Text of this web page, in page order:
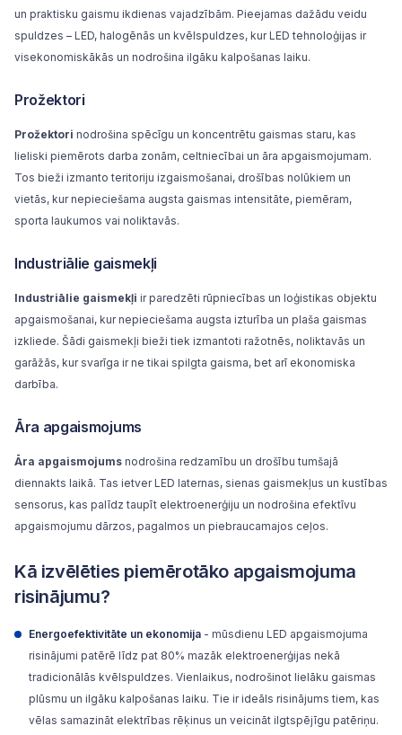
un praktisku gaismu ikdienas vajadzībām. Pieejamas dažādu veidu
spuldzes – LED, halogēnās un kvēlspuldzes, kur LED tehnoloģijas ir
visekonomiskākās un nodrošina ilgāku kalpošanas laiku.
Prožektori
Prožektori nodrošina spēcīgu un koncentrētu gaismas staru, kas
lieliski piemērots darba zonām, celtniecībai un āra apgaismojumam.
Tos bieži izmanto teritoriju izgaismošanai, drošības nolūkiem un
vietās, kur nepieciešama augsta gaismas intensitāte, piemēram,
sporta laukumos vai noliktavās.
Industriālie gaismekļi
Industriālie gaismekļi ir paredzēti rūpniecības un loģistikas objektu
apgaismošanai, kur nepieciešama augsta izturība un plaša gaismas
izkliede. Šādi gaismekļi bieži tiek izmantoti ražotnēs, noliktavās un
garāžās, kur svarīga ir ne tikai spilgta gaisma, bet arī ekonomiska
darbība.
Āra apgaismojums
Āra apgaismojums nodrošina redzamību un drošību tumšajā
diennakts laikā. Tas ietver LED laternas, sienas gaismekļus un kustības
sensorus, kas palīdz taupīt elektroenerģiju un nodrošina efektīvu
apgaismojumu dārzos, pagalmos un piebraucamajos ceļos.
Kā izvēlēties piemērotāko apgaismojuma
risinājumu?
Energoefektivitāte un ekonomija - mūsdienu LED apgaismojuma
risinājumi patērē līdz pat 80% mazāk elektroenerģijas nekā
tradicionālās kvēlspuldzes. Vienlaikus, nodrošinot lielāku gaismas
plūsmu un ilgāku kalpošanas laiku. Tie ir ideāls risinājums tiem, kas
vēlas samazināt elektrības rēķinus un veicināt ilgtspējīgu patēriņu.